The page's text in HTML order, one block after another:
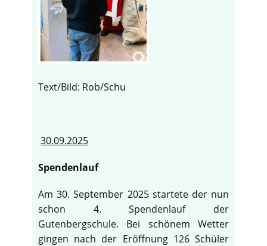
Text/Bild: Rob/Schu
30.09.2025
Spendenlauf
Am 30. September 2025 startete der nun
schon 4. Spendenlauf der
Gutenbergschule. Bei schönem Wetter
gingen nach der Eröffnung 126 Schüler